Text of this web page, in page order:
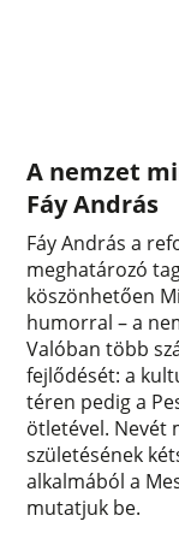
A nemzet
Fáy András
Fáy András a
meghatározó
köszönhetően
humorral – a
Valóban több
fejlődését: a
téren pedig a
ötletével. Nevét
születésének
alkalmából a
mutatjuk be.